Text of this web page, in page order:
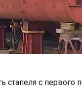
стапеля с первого